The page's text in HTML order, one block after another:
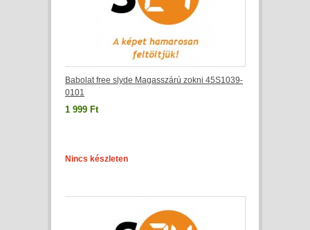
Babolat free slyde Magasszárú zokni 45S1039-
0101
1 999 Ft
Nincs készleten